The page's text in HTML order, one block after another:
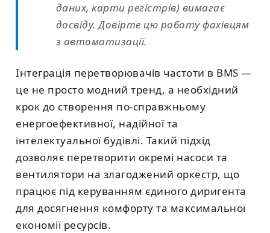
даних, карти регістрів) вимагає
досвіду. Довірте цю роботу фахівцям
з автоматизації.
Інтеграція перетворювачів частоти в BMS —
це не просто модний тренд, а необхідний
крок до створення по-справжньому
енергоефективної, надійної та
інтелектуальної будівлі. Такий підхід
дозволяє перетворити окремі насоси та
вентилятори на злагоджений оркестр, що
працює під керуванням єдиного диригента
для досягнення комфорту та максимальної
економії ресурсів.